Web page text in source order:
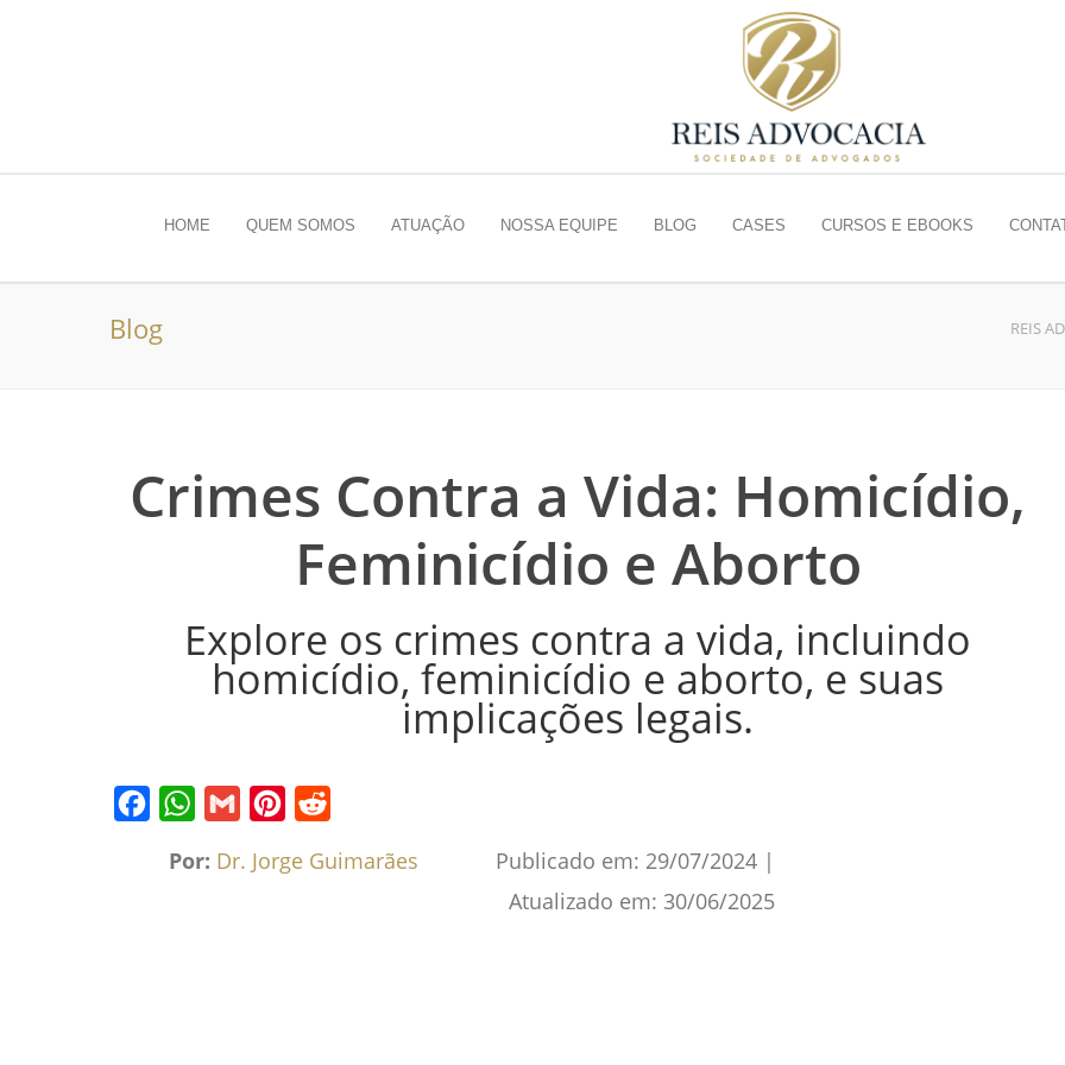
HOME QUEM SOMOS ATUAÇÃO NOSSA EQUIPE BLOG CASES CURSOS E EBOOKS
Blog REIS
Crimes Contra a Vida: Homicídio,
Feminicídio e Aborto
Explore os crimes contra a vida, incluindo
homicídio, feminicídio e aborto, e suas
implicações legais.
Por: Dr. Jorge Guimarães Publicado em: 29/07/2024 |
Atualizado em: 30/06/2025